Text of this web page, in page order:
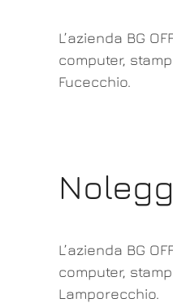
L’azienda BG
computer,
Fucecchio.
L’azienda BG
computer,
Lamporecchio.